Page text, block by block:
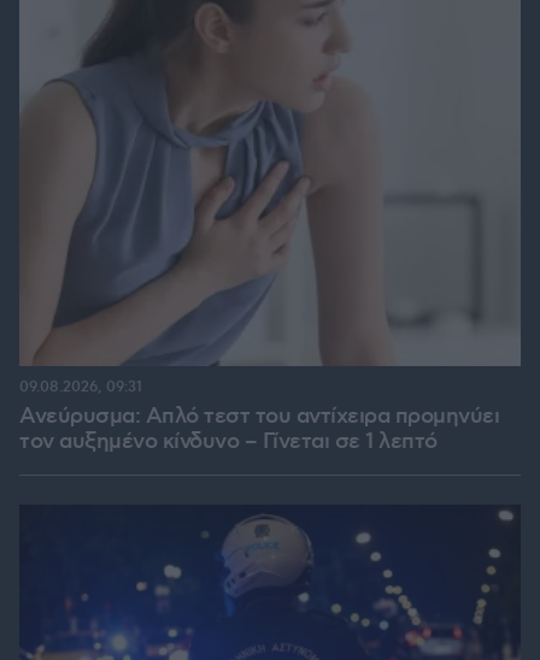
Ανεύρυσμα: Απλό τεστ του αντίχειρα προμηνύει
τον αυξημένο κίνδυνο – Γίνεται σε 1 λεπτό
09.08.2026, 09:31